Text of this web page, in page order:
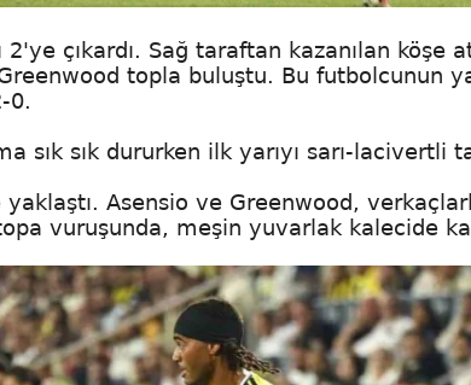
çıkardı. Sağ taraftan kazanılan köşe
Greenwood topla buluştu. Bu futbolcunun
0.
sık sık dururken ilk yarıyı sarı-lacivertli
Asensio ve Greenwood,
vuruşunda, meşin yuvarlak kalecide